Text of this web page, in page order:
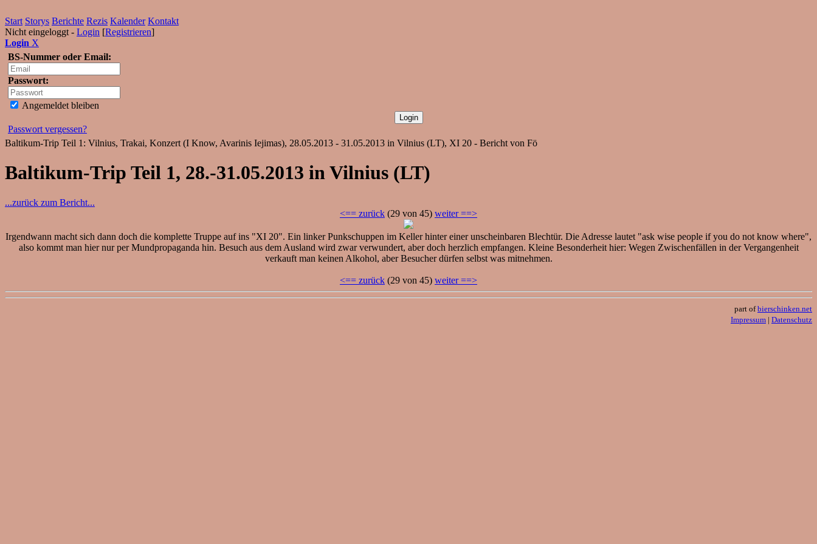
Start Storys Berichte Rezis Kalender Kontakt
Nicht eingeloggt - Login [Registrieren]
Login X
BS-Nummer oder Email:
Passwort:
Angemeldet bleiben
Passwort vergessen?
Baltikum-Trip Teil 1: Vilnius, Trakai, Konzert (I Know, Avarinis Iejimas), 28.05.2013 - 31.05.2013 in Vilnius (LT), XI 20 - Bericht von Fö
Baltikum-Trip Teil 1, 28.-31.05.2013 in Vilnius (LT)
...zurück zum Bericht...
<== zurück (29 von 45) weiter ==>
Irgendwann macht sich dann doch die komplette Truppe auf ins "XI 20". Ein linker Punkschuppen im Keller hinter einer unscheinbaren Blechtür. Die Adresse lautet "ask wise people if you do not know where",
also kommt man hier nur per Mundpropaganda hin. Besuch aus dem Ausland wird zwar verwundert, aber doch herzlich empfangen. Kleine Besonderheit hier: Wegen Zwischenfällen in der Vergangenheit
verkauft man keinen Alkohol, aber Besucher dürfen selbst was mitnehmen.
<== zurück (29 von 45) weiter ==>
part ofbierschinken.net
Impressum | Datenschutz